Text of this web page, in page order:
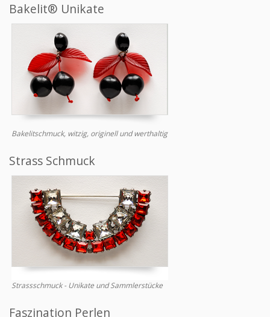
Bakelit® Unikate
Bakelitschmuck, witzig, originell und werthaltig
Strass Schmuck
Strassschmuck - Unikate und Sammlerstücke
Faszination Perlen